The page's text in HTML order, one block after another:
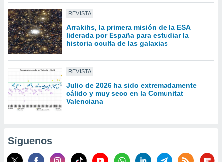
utilizar
crear un
uso de
la
contenido
medir el
de la
de
o a través
REVISTA
Arrakihs, la primera misión de la ESA
liderada por España para estudiar la
historia oculta de las galaxias
REVISTA
Julio de 2026 ha sido extremadamente
cálido y muy seco en la Comunitat
Valenciana
Síguenos